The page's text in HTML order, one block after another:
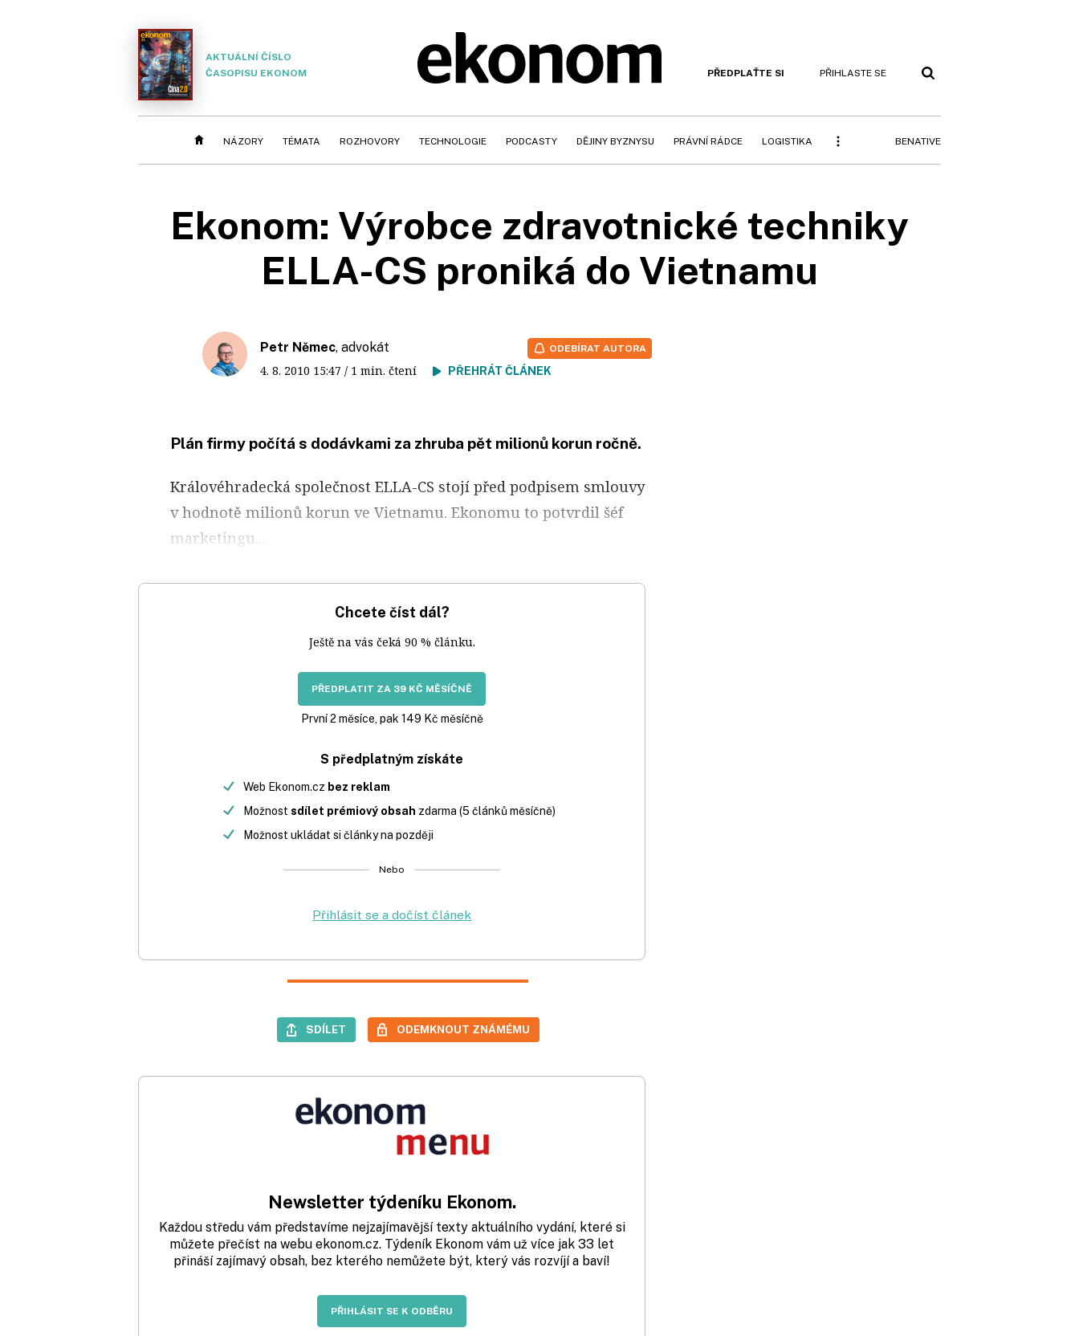
AKTUÁLNÍ ČÍSLO
ČASOPISU EKONOM
PŘEDPLAŤTE SI PŘIHLASTE SE
NÁZORY TÉMATA ROZHOVORY TECHNOLOGIE PODCASTY DĚJINY BYZNYSU PRÁVNÍ RÁDCE LOGISTIKA BENATIVE
Ekonom: Výrobce zdravotnické techniky
ELLA-CS proniká do Vietnamu
Petr Němec, advokát
4. 8. 2010 15:47 / 1 min. čtení PŘEHRÁT ČLÁNEK
ODEBÍRAT AUTORA
Plán firmy počítá s dodávkami za zhruba pět milionů korun ročně.
Královéhradecká společnost ELLA-CS stojí před podpisem smlouvy
v hodnotě milionů korun ve Vietnamu. Ekonomu to potvrdil šéf
marketingu...
Chcete číst dál?
Ještě na vás čeká 90 % článku.
PŘEDPLATIT ZA 39 KČ MĚSÍČNĚ
První 2 měsíce, pak 149 Kč měsíčně
S předplatným získáte
Web Ekonom.cz bez reklam
Možnost sdílet prémiový obsah zdarma (5 článků měsíčně)
Možnost ukládat si články na později
Nebo
Přihlásit se a dočíst článek
SDÍLET ODEMKNOUT ZNÁMÉMU
Newsletter týdeníku Ekonom.
Každou středu vám představíme nejzajímavější texty aktuálního vydání, které si
můžete přečíst na webu ekonom.cz. Týdeník Ekonom vám už více jak 33 let
přináší zajímavý obsah, bez kterého nemůžete být, který vás rozvíjí a baví!
PŘIHLÁSIT SE K ODBĚRU